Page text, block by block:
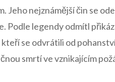
Jeho nejznámější čin se
Podle legendy odmítl
se odvrátili​ od
smrtí ve vznikajícím